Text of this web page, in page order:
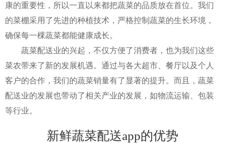
康的重要性，所以一直以来都把蔬菜的品质放在首位。我们
的菜棚采用了先进的种植技术，严格控制蔬菜的生长环境，
确保每一棵蔬菜都能健康成长。
蔬菜配送业的兴起，不仅方便了消费者，也为我们这些
菜农带来了新的发展机遇。通过与各大超市、餐厅以及个人
客户的合作，我们的蔬菜销量有了显著的提升。而且，蔬菜
配送业的发展也带动了相关产业的发展，如物流运输、包装
等行业。
新鲜蔬菜配送app的优势